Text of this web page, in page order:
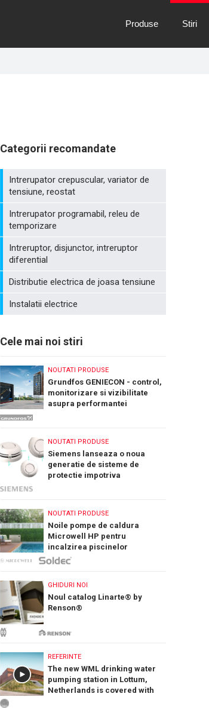
Produse Stiri
Categorii recomandate
Intrerupator crepuscular, variator de
tensiune, reostat
Intrerupator programabil, releu de
temporizare
Intreruptor, disjunctor, intreruptor
diferential
Distributie electrica de joasa tensiune
Instalatii electrice
Cele mai noi stiri
NOUTATI PRODUSE
Grundfos GENIECON - control,
monitorizare si vizibilitate
asupra performantei
NOUTATI PRODUSE
Siemens lanseaza o noua
generatie de sisteme de
protectie impotriva
NOUTATI PRODUSE
Noile pompe de caldura
Microwell HP pentru
incalzirea piscinelor
GHIDURI NOI
Noul catalog Linarte® by
Renson®
REFERINTE
The new WML drinking water
pumping station in Lottum,
Netherlands is covered with